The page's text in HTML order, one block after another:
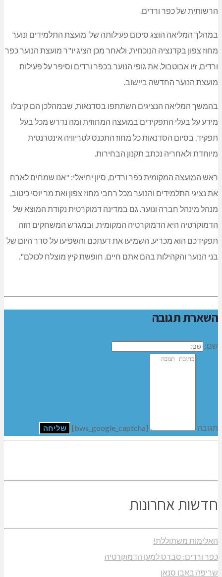
הרשותית של כפר ורדים.
במהלך המליאה הוצג סיכום פעילותה של מועצת התלמידים ונוער
מחוז צפון בקדנציה הנוכחית, ולאחר מכן הציג יו"ר מועצת הנוער כפר
ורדים, זיו אבוטבול, את גופי הנוער בכפר ורדים וסיפר על פעילות
מועצת הנוער החדשה ביישוב.
בהמשך המליאה הנציגים השתתפו בסדנאות, שבמהלכן הם קיבלו
מידע על בעלי התפקידים במועצה המחוזית ומה נדרש מכל בעל
תפקיד. בסיום הסדנאות כל מחוז התכנס לטריוויה אינטרנטית
מיוחדת ולאחריה נכתב תקנון הבחירות.
ראש המועצה המקומית כפר ורדים, סיון יחיאלי: "אנו שמחים לארח
את נציגי התלמידים והנוער מכל רחבי מחוז צפון ואת מר יוסי כיטוב,
מנהל מינהל חברה ונוער. גם במדינה דמוקרטית נקודת המוצא של
הדמוקרטיה היא הדמוקרטיה המקומית, ובמגרש המשחקים הזה
תפקידכם הוא מכריע. השמיעו את דעתכם והשפיעו על סדר היום של
בני הנוער והקהילות בהם אתם חיים. חופשת קיץ מוצלח לכולם".
השארת תגובה
שם:
תגובה [bws_google_captcha]
חדשות אחרונות
האלימות משתוללת!
כפר ורדים: סברס למען הדמוקרטיה
שריפה באבו סנאן